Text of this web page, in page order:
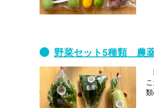
野菜セット5種類 農